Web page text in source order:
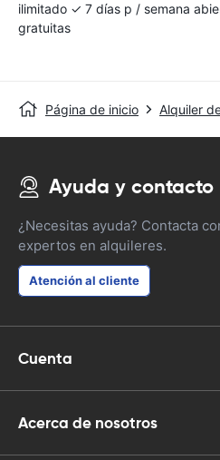
ilimitado ✓ 7 días p / semana
gratuitas
Página de inicio Alquiler
Ayuda y contacto
¿Necesitas ayuda? Contacta
expertos en alquileres.
Atención al cliente
Cuenta
Acerca de nosotros